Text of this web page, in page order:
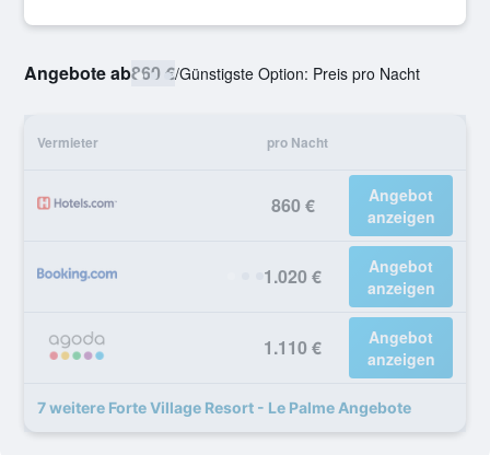
Angebote ab860 €/Günstigste Option: Preis pro Nacht
Vermieter pro Nacht
860 €
Angebot
anzeigen
1.020 €
Angebot
anzeigen
1.110 €
Angebot
anzeigen
7 weitere Forte Village Resort - Le Palme Angebote